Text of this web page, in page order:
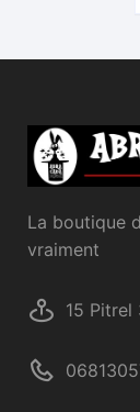
La boutique
vraiment
15 Pitrel